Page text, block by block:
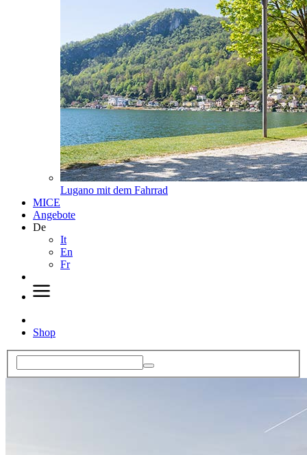
Lugano mit dem Fahrrad
MICE
Angebote
De
It
En
Fr
Shop